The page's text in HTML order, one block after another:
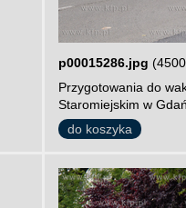
p00015286.jpg
Przygotowania do
Staromiejskim w
do koszyka